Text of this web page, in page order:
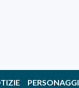
PERSONAGGI